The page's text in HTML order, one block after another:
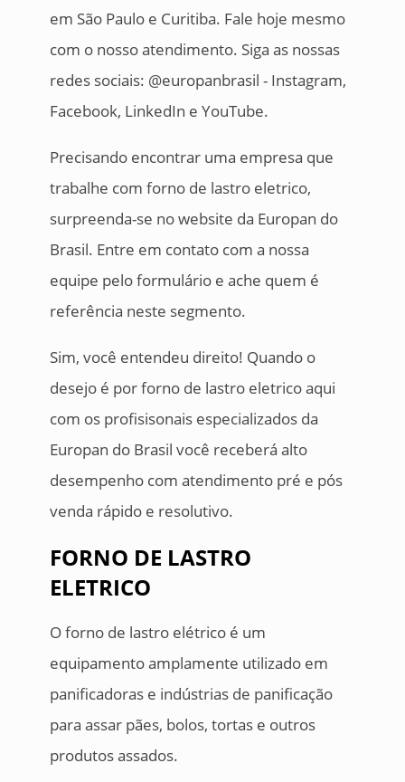
em São Paulo e Curitiba. Fale hoje mesmo
com o nosso atendimento. Siga as nossas
redes sociais: @europanbrasil - Instagram,
Facebook, LinkedIn e YouTube.
Precisando encontrar uma empresa que
trabalhe com forno de lastro eletrico,
surpreenda-se no website da Europan do
Brasil. Entre em contato com a nossa
equipe pelo formulário e ache quem é
referência neste segmento.
Sim, você entendeu direito! Quando o
desejo é por forno de lastro eletrico aqui
com os profisisonais especializados da
Europan do Brasil você receberá alto
desempenho com atendimento pré e pós
venda rápido e resolutivo.
FORNO DE LASTRO
ELETRICO
O forno de lastro elétrico é um
equipamento amplamente utilizado em
panificadoras e indústrias de panificação
para assar pães, bolos, tortas e outros
produtos assados.